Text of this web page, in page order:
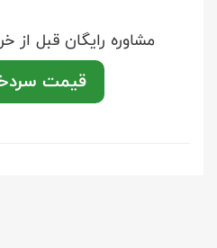
مشاوره رایگان قبل از
قیمت